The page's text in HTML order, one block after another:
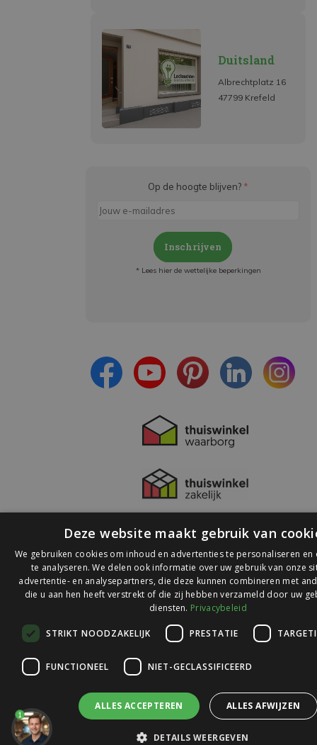
Duitsland
Albrechtplatz 16
47799 Krefeld
Op de hoogte blijven? *
Inschrijven
* Lees hier de wettelijke beperkingen
© 2026 Ledlichtdiscounter.nl
op
Webwinkelkeur
1
Deze website maakt gebruik van
We gebruiken cookies om inhoud en advertenties te personaliseren en
te analyseren. We delen ook informatie over uw gebruik van onze
advertentie- en analysepartners, die deze kunnen combineren met
die u aan hen heeft verstrekt of die zij hebben verzameld door uw
diensten. Privacybeleid
STRIKT NOODZAKELIJK PRESTATIE
FUNCTIONEEL NIET-GECLASSIFICEERD
ALLES ACCEPTEREN ALLES AFWIJZEN
DETAILS WEERGEVEN